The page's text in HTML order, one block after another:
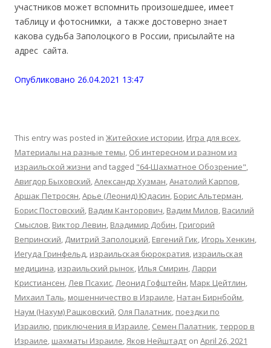
участников может вспомнить произошедшее, имеет
таблицу и фотоснимки, а также достоверно знает
какова судьба Заполоцкого в России, присылайте на
адрес сайта.
Опубликовано 26.04.2021 13:47
This entry was posted in Житейские истории, Игра для всех,
Материалы на разные темы, Об интересном и разном из
израильской жизни and tagged "64-Шахматное Обозрение",
Авигдор Быховский,Александр Хузман,Анатолий Карпов,
Аршак Петросян,Арье (Леонид) Юдасин, Борис Альтерман,
Борис Постовский, Вадим Канторович, Вадим Милов, Василий
Смыслов, Виктор Левин, Владимир Добин, Григорий
Вепринский, Дмитрий Заполоцкий, Евгений Гик, Игорь Хенкин,
Иегуда Гринфельд, израильская бюрократия, израильская
медицина, израильский рынок, Илья Смирин,Ларри
Кристиансен,Лев Псахис,Леонид Гофштейн, Марк Цейтлин,
Михаил Таль, мошенничество в Израиле, Натан Бирнбойм,
Наум (Нахум) Рашковский, Оля Палатник, поездки по
Израилю, приключения в Израиле, Семен Палатник,террор в
Израиле, шахматы Израиле,Яков Нейштадт on April 26, 2021